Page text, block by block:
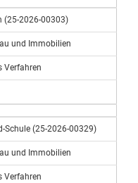
(25-2026-00303)
und Immobilien
Verfahren
Schule (25-2026-00329)
und Immobilien
Verfahren